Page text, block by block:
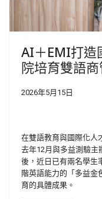
AI＋EMI打
院培育雙語
2026年5月15日
在雙語教育與國際化人
去年12 月與多益測驗主
後，近日已有兩名學生
階英語能力的「多益金
育的具體成果。